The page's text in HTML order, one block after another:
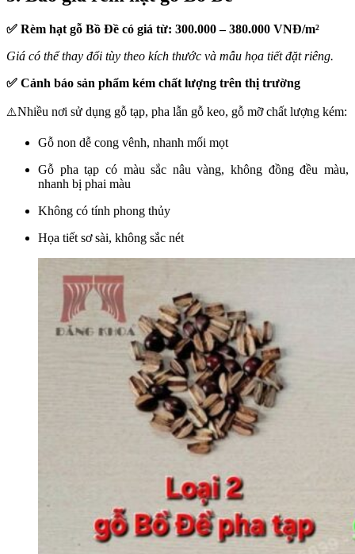
✅ Rèm hạt gỗ Bồ Đề có giá từ: 300.000 – 380.000 VNĐ/m²
Giá có thể thay đổi tùy theo kích thước và mẫu họa tiết đặt riêng.
✅ Cảnh báo sản phẩm kém chất lượng trên thị trường
⚠️Nhiều nơi sử dụng gỗ tạp, pha lẫn gỗ keo, gỗ mỡ chất lượng kém:
Gỗ non dễ cong vênh, nhanh mối mọt
Gỗ pha tạp có màu sắc nâu vàng, không đồng đều màu,
nhanh bị phai màu
Không có tính phong thủy
Họa tiết sơ sài, không sắc nét